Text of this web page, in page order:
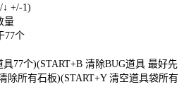
/↓ +/-1)
量
77个
具77个)(START+B 清除BUG道具 最好先
除所有石板)(START+Y 清空道具袋所有